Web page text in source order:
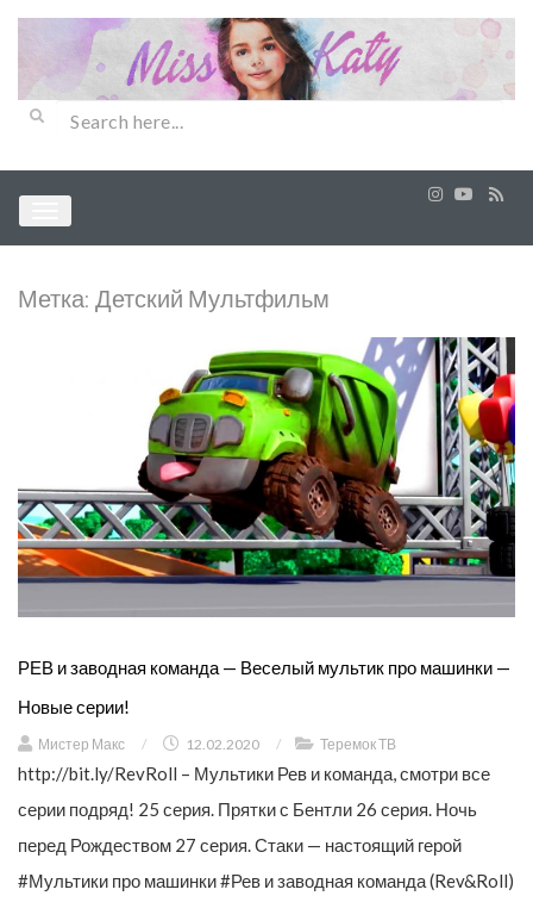
Метка: Детский Мультфильм
РЕВ и заводная команда — Веселый мультик про машинки —
Новые серии!
Мистер Макс / 12.02.2020 / Теремок ТВ
http://bit.ly/RevRoll – Мультики Рев и команда, смотри все
серии подряд! 25 серия. Прятки с Бентли 26 серия. Ночь
перед Рождеством 27 серия. Стаки — настоящий герой
#Мультики про машинки #Рев и заводная команда (Rev&Roll)